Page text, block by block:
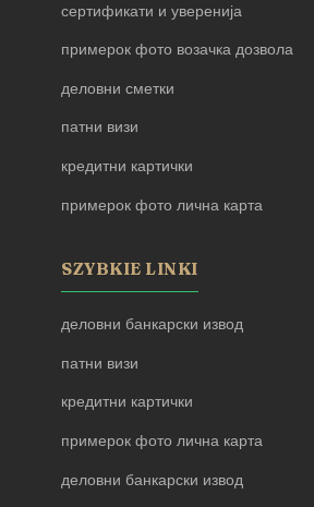
сертификати и уверенија
примерок фото возачка дозвола
деловни сметки
патни визи
кредитни картички
примерок фото лична карта
SZYBKIE LINKI
деловни банкарски извод
патни визи
кредитни картички
примерок фото лична карта
деловни банкарски извод